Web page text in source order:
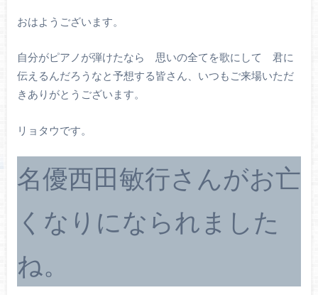
おはようございます。
自分がピアノが弾けたなら 思いの全てを歌にして 君に
伝えるんだろうなと予想する皆さん、いつもご来場いただ
きありがとうございます。
リョタウです。
名優西田敏行さんがお亡
くなりになられました
ね。